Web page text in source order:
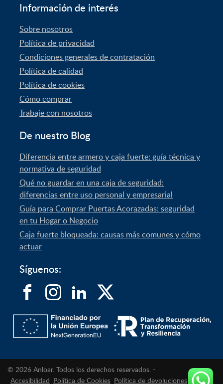
Información de interés
Sobre nosotros
Política de privacidad
Condiciones generales de contratación
Política de calidad
Política de cookies
Cómo comprar
Trabaje con nosotros
De nuestro Blog
Diferencia entre armero y caja fuerte: guía técnica y
normativa de seguridad
Qué no guardar en una caja de seguridad:
diferencias entre uso personal y empresarial
Guía para Comprar Puertas Acorazadas: seguridad
en tu Hogar o Negocio
Caja fuerte bloqueada: causas más comunes y cómo
actuar
Síguenos:
© 2026 Anloar. Todos los derechos reservados. -
Accesibilidad Política de Cookies Política de devoluciones